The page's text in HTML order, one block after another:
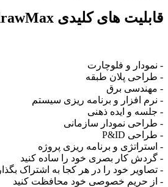
قابلیت های کلیدی EdrawMax
- نمودار و فلوچارت
- طراحی پلان طبقه
- مهندسی برق
- نرم افزار و برنامه ریزی سیستم
- جلسه و ایده ذهنی
- طراحی نمودار سازمانی
- طراحی P&ID
- استراتژی و برنامه ریزی پروژه
- گردش کار بصری خود را ساده کنید
- تصاویر خود را در هر کجا به اشتراک
- از حریم خصوصی خود محافظت کنید